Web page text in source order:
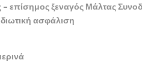
- επίσημος ξεναγός Μάλτας
ασφάλιση